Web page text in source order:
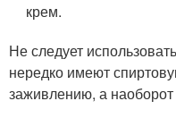
крем.
Не следует
нередко имеют
заживлению, а наоборот